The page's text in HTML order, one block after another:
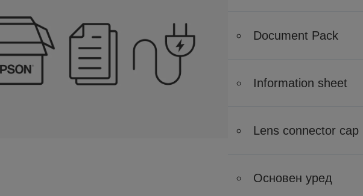
Document Pack
Information sheet
Lens connector cap
Основен уред